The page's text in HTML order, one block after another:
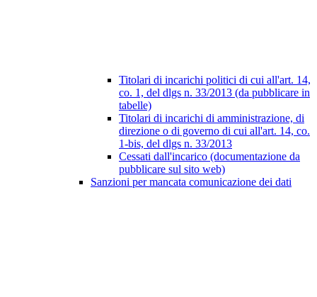
Titolari di incarichi politici di cui all'art. 14,
co. 1, del dlgs n. 33/2013 (da pubblicare in
tabelle)
Titolari di incarichi di amministrazione, di
direzione o di governo di cui all'art. 14, co.
1-bis, del dlgs n. 33/2013
Cessati dall'incarico (documentazione da
pubblicare sul sito web)
Sanzioni per mancata comunicazione dei dati